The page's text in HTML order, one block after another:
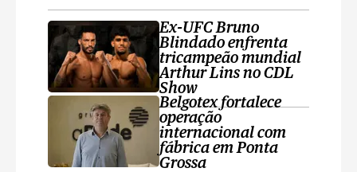
Ex-UFC Bruno
Blindado enfrenta
tricampeão mundial
Arthur Lins no CDL
Show
Belgotex fortalece
operação
internacional com
fábrica em Ponta
Grossa